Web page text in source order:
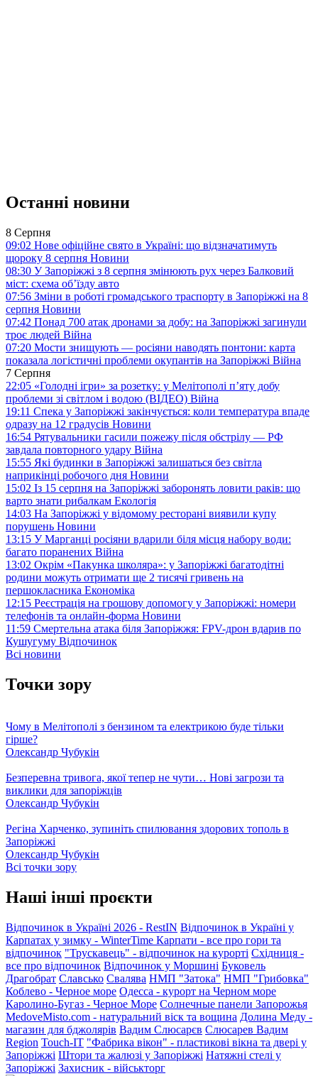
Останні новини
8 Серпня
09:02 Нове офіційне свято в Україні: що відзначатимуть
щороку 8 серпня Новини
08:30 У Запоріжжі з 8 серпня змінюють рух через Балковий
міст: схема об’їзду авто
07:56 Зміни в роботі громадського траспорту в Запоріжжі на 8
серпня Новини
07:42 Понад 700 атак дронами за добу: на Запоріжжі загинули
троє людей Війна
07:20 Мости знищують — росіяни наводять понтони: карта
показала логістичні проблеми окупантів на Запоріжжі Війна
7 Серпня
22:05 «Голодні ігри» за розетку: у Мелітополі п’яту добу
проблеми зі світлом і водою (ВІДЕО) Війна
19:11 Спека у Запоріжжі закінчується: коли температура впаде
одразу на 12 градусів Новини
16:54 Рятувальники гасили пожежу після обстрілу — РФ
завдала повторного удару Війна
15:55 Які будинки в Запоріжжі залишаться без світла
наприкінці робочого дня Новини
15:02 Із 15 серпня на Запоріжжі заборонять ловити раків: що
варто знати рибалкам Екологія
14:03 На Запоріжжі у відомому ресторані виявили купу
порушень Новини
13:15 У Марганці росіяни вдарили біля місця набору води:
багато поранених Війна
13:02 Окрім «Пакунка школяра»: у Запоріжжі багатодітні
родини можуть отримати ще 2 тисячі гривень на
першокласника Економіка
12:15 Реєстрація на грошову допомогу у Запоріжжі: номери
телефонів та онлайн-форма Новини
11:59 Смертельна атака біля Запоріжжя: FPV-дрон вдарив по
Кушугуму Відпочинок
Всі новини
Точки зору
Чому в Мелітополі з бензином та електрикою буде тільки
гірше?
Олександр Чубукін
Безперевна тривога, якої тепер не чути… Нові загрози та
виклики для запоріжців
Олександр Чубукін
Регіна Харченко, зупиніть спилювання здорових тополь в
Запоріжжі
Олександр Чубукін
Всі точки зору
Наші інші проєкти
Відпочинок в Україні 2026 - RestIN Відпочинок в Україні у
Карпатах у зимку - WinterTime Карпати - все про гори та
відпочинок "Трускавець" - відпочинок на курорті Східниця -
все про відпочинок Відпочинок у Моршині Буковель
Драгобрат Славсько Свалява НМП "Затока" НМП "Грибовка"
Коблево - Черное море Одесса - курорт на Черном море
Каролино-Бугаз - Черное Море Солнечные панели Запорожья
MedoveMisto.com - натуральний віск та вощина Долина Меду -
магазин для бджолярів Вадим Слюсарєв Слюсарев Вадим
Region Touch-IT "Фабрика вікон" - пластикові вікна та двері у
Запоріжжі Штори та жалюзі у Запоріжжі Натяжні стелі у
Запоріжжі Захисник - військторг